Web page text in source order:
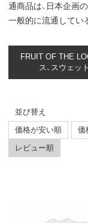
通商品は、日本企画
一般的に流通してい
FRUIT OF THE
ス、スウェ
並び替え
価格が安い順
価
レビュー順